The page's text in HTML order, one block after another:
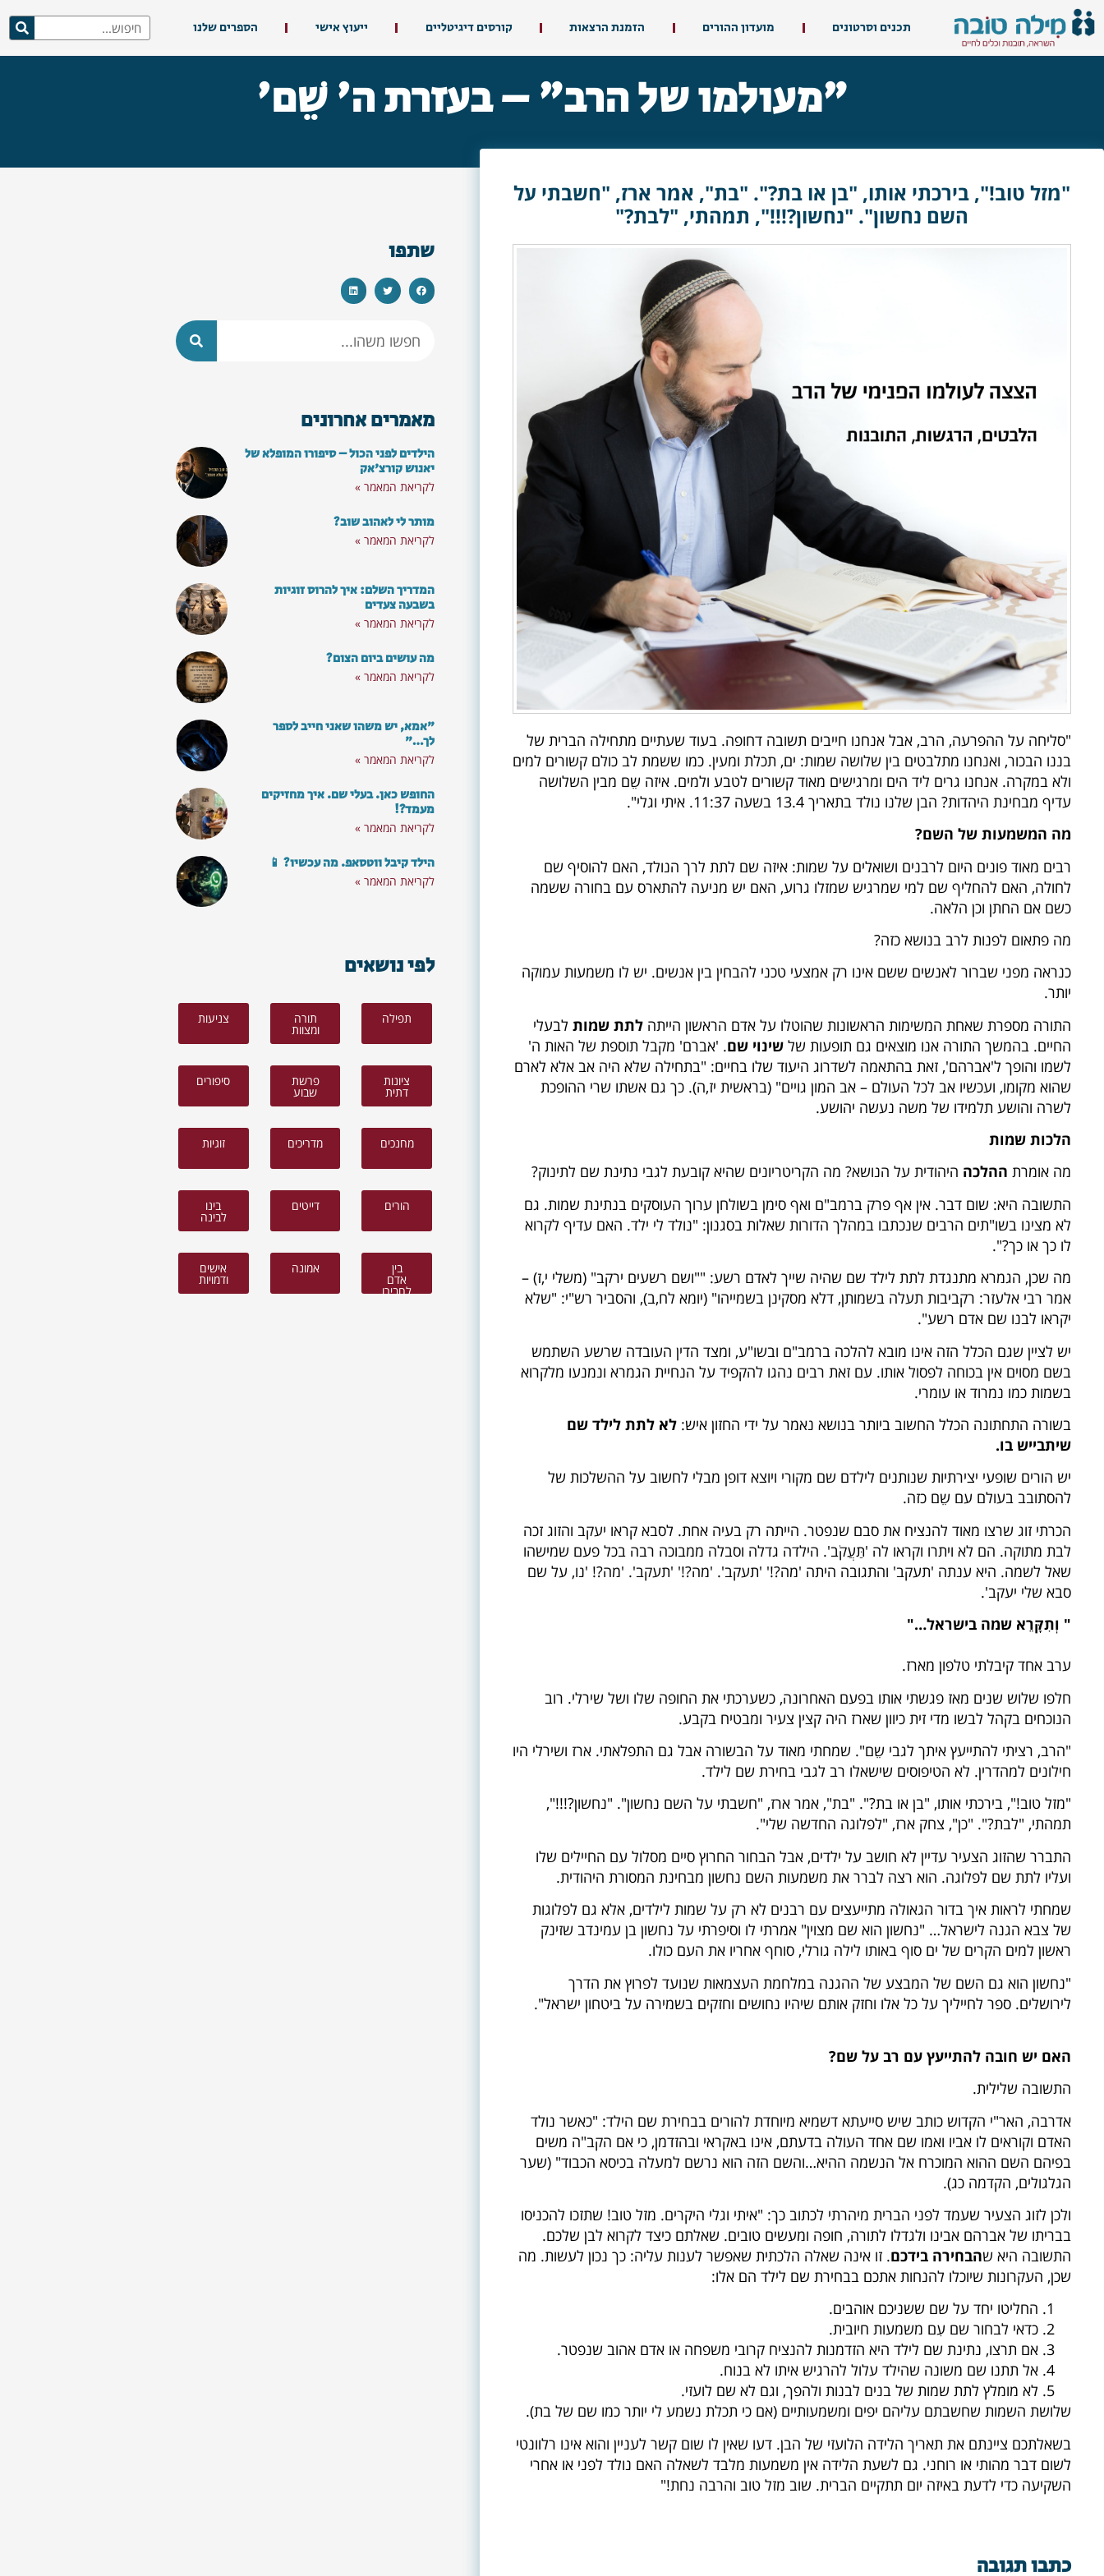
תכנים וסרטונים מועדון ההורים הזמנת הרצאות קורסים דיגיטליים ייעוץ אישי הספרים שלנו
"מעולמו של הרב" – בעזרת ה' שֵׁם'
"מזל טוב!", בירכתי אותו, "בן או בת?". "בת", אמר ארז, "חשבתי על
השם נחשון". "נחשון?!!!", תמהתי, "לבת?"
"סליחה על ההפרעה, הרב, אבל אנחנו חייבים תשובה דחופה. בעוד שעתיים מתחילה הברית של
בננו הבכור, ואנחנו מתלבטים בין שלושה שמות: ים, תכלת ומעין. כמו ששמת לב כולם קשורים למים
ולא במקרה. אנחנו גרים ליד הים ומרגישים מאוד קשורים לטבע ולמים. איזה שֵם מבין השלושה
עדיף מבחינת היהדות? הבן שלנו נולד בתאריך 13.4 בשעה 11:37. איתי וגלי".
מה המשמעות של השם?
רבים מאוד פונים היום לרבנים ושואלים על שמות: איזה שם לתת לרך הנולד, האם להוסיף שם
לחולה, האם להחליף שם למי שמרגיש שמזלו גרוע, האם יש מניעה להתארס עם בחורה ששמה
כשם אם החתן וכן הלאה.
מה פתאום לפנות לרב בנושא כזה?
כנראה מפני שברור לאנשים ששם אינו רק אמצעי טכני להבחין בין אנשים. יש לו משמעות עמוקה
יותר.
התורה מספרת שאחת המשימות הראשונות שהוטלו על אדם הראשון הייתה לתת שמות לבעלי
החיים. בהמשך התורה אנו מוצאים גם תופעות של שינוי שם. 'אברם' מקבל תוספת של האות ה'
לשמו והופך ל'אברהם', זאת בהתאמה לשדרוג היעוד שלו בחיים: "בתחילה שלא היה אב אלא לארם
שהוא מקומו, ועכשיו אב לכל העולם – אב המון גויים" (בראשית יז,ה). כך גם אשתו שרי ההופכת
לשרה והושע תלמידו של משה נעשה יהושע.
הלכות שמות
מה אומרת ההלכה היהודית על הנושא? מה הקריטריונים שהיא קובעת לגבי נתינת שם לתינוק?
התשובה היא: שום דבר. אין אף פרק ברמב"ם ואף סימן בשולחן ערוך העוסקים בנתינת שמות. גם
לא מצינו בשו"תים הרבים שנכתבו במהלך הדורות שאלות בסגנון: "נולד לי ילד. האם עדיף לקרוא
לו כך או כך?".
מה שכן, הגמרא מתנגדת לתת לילד שם שהיה שייך לאדם רשע: ""ושם רשעים ירקב" (משלי י,ז) –
אמר רבי אלעזר: רקביבות תעלה בשמותן, דלא מסקינן בשמייהו" (יומא לח,ב), והסביר רש"י: "שלא
יקראו לבנו שם אדם רשע".
יש לציין שגם הכלל הזה אינו מובא להלכה ברמב"ם ובשו"ע, ומצד הדין העובדה שרשע השתמש
בשם מסוים אין בכוחה לפסול אותו. עם זאת רבים נהגו להקפיד על הנחיית הגמרא ונמנעו מלקרוא
בשמות כמו נמרוד או עומרי.
בשורה התחתונה הכלל החשוב ביותר בנושא נאמר על ידי החזון איש: לא לתת לילד שם
שיתבייש בו.
יש הורים שופעי יצירתיות שנותנים לילדם שם מקורי ויוצא דופן מבלי לחשוב על ההשלכות של
להסתובב בעולם עם שֵם כזה.
הכרתי זוג שרצו מאוד להנציח את סבם שנפטר. הייתה רק בעיה אחת. לסבא קראו יעקב והזוג זכה
לבת מתוקה. הם לא ויתרו וקראו לה 'תַּעֲקֹב'. הילדה גדלה וסבלה ממבוכה רבה בכל פעם שמישהו
שאל לשמה. היא ענתה 'תעקב' והתגובה היתה 'מה?!' 'תעקב'. 'מה?!' 'תעקב'. 'מה?! 'נו, על שם
סבא שלי יעקב'.
" וְתִקָּרֵא שמה בישראל…"
ערב אחד קיבלתי טלפון מארז.
חלפו שלוש שנים מאז פגשתי אותו בפעם האחרונה, כשערכתי את החופה שלו ושל שירלי. רוב
הנוכחים בקהל לבשו מדי זית כיוון שארז היה קצין צעיר ומבטיח בקבע.
"הרב, רציתי להתייעץ איתך לגבי שֵם". שמחתי מאוד על הבשורה אבל גם התפלאתי. ארז ושירלי היו
חילונים למהדרין. לא הטיפוסים שישאלו רב לגבי בחירת שם לילד.
"מזל טוב!", בירכתי אותו, "בן או בת?". "בת", אמר ארז, "חשבתי על השם נחשון". "נחשון?!!!",
תמהתי, "לבת?". "כן", צחק ארז, "לפלוגה החדשה שלי".
התברר שהזוג הצעיר עדיין לא חושב על ילדים, אבל הבחור החרוץ סיים מסלול עם החיילים שלו
ועליו לתת שם לפלוגה. הוא רצה לברר את משמעות השם נחשון מבחינת המסורת היהודית.
שמחתי לראות איך בדור הגאולה מתייעצים עם רבנים לא רק על שמות לילדים, אלא גם לפלוגות
של צבא הגנה לישראל… "נחשון הוא שם מצוין" אמרתי לו וסיפרתי על נחשון בן עמינדב שזינק
ראשון למים הקרים של ים סוף באותו לילה גורלי, סוחף אחריו את העם כולו.
"נחשון הוא גם השם של המבצע של ההגנה במלחמת העצמאות שנועד לפרוץ את הדרך
לירושלים. ספר לחייליך על כל אלו וחזק אותם שיהיו נחושים וחזקים בשמירה על ביטחון ישראל".
האם יש חובה להתייעץ עם רב על שם?
התשובה שלילית.
אדרבה, האר"י הקדוש כותב שיש סייעתא דשמיא מיוחדת להורים בבחירת שם הילד: "כאשר נולד
האדם וקוראים לו אביו ואמו שם אחד העולה בדעתם, אינו באקראי ובהזדמן, כי אם הקב"ה משים
בפיהם השם ההוא המוכרח אל הנשמה ההיא…והשם הזה הוא נרשם למעלה בכיסא הכבוד" (שער
הגלגולים, הקדמה כג).
ולכן לזוג הצעיר שעמד לפני הברית מיהרתי לכתוב כך: "איתי וגלי היקרים. מזל טוב! שתזכו להכניסו
בבריתו של אברהם אבינו ולגדלו לתורה, חופה ומעשים טובים. שאלתם כיצד לקרוא לבן שלכם.
התשובה היא שהבחירה בידכם. זו אינה שאלה הלכתית שאפשר לענות עליה: כך נכון לעשות. מה
שכן, העקרונות שיוכלו להנחות אתכם בבחירת שם לילד הם אלו:
החליטו יחד על שם ששניכם אוהבים.
כדאי לבחור שם עִם משמעות חיובית.
אם תרצו, נתינת שם לילד היא הזדמנות להנציח קרובי משפחה או אדם אהוב שנפטר.
אל תתנו שם משונה שהילד עלול להרגיש איתו לא בנוח.
לא מומלץ לתת שמות של בנים לבנות ולהפך, וגם לא שם לועזי.
שלושת השמות שחשבתם עליהם יפים ומשמעותיים (אם כי תכלת נשמע לי יותר כמו שם של בת).
בשאלתכם ציינתם את תאריך הלידה הלועזי של הבן. דעו שאין לו שום קשר לעניין והוא אינו רלוונטי
לשום דבר מהותי או רוחני. גם לשעת הלידה אין משמעות מלבד לשאלה האם נולד לפני או אחרי
השקיעה כדי לדעת באיזה יום תתקיים הברית. שוב מזל טוב והרבה נחת!"
כתבו תגובה
שתפו
מאמרים אחרונים
הילדים לפני הכול – סיפורו המופלא של
יאנוש קורצ'אק
לקריאת המאמר »
מותר לי לאהוב שוב?
לקריאת המאמר »
המדריך השלם: איך להרוס זוגיות
בשבעה צעדים
לקריאת המאמר »
מה עושים ביום הצום?
לקריאת המאמר »
"אמא, יש משהו שאני חייב לספר
לך…"
לקריאת המאמר »
החופש כאן. בעלי שם. איך מחזיקים
מעמד?!
לקריאת המאמר »
הילד קיבל ווטסאפ. מה עכשיו? 📱
לקריאת המאמר »
לפי נושאים
תפילה תורה
ומצוות
צניעות
ציונות
דתית
פרשת
שבוע
סיפורים
מחנכים מדריכים זוגיות
הורים דייטים בינו
לבינה
בין
אדם
לחבירו
אמונה אישים
ודמויות